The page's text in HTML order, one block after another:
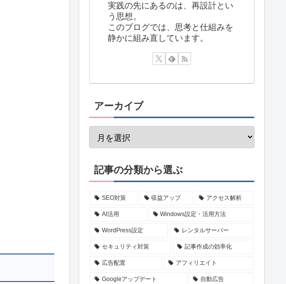
実践の先にあるのは、再設計とい
う思想。
このブログでは、思考と仕組みを
静かに組み直しています。
アーカイブ
記事の分類から選ぶ
SEO対策 収益アップ アクセス解析
AI活用 Windows設定・活用方法
WordPress設定 レンタルサーバー
セキュリティ対策 記事作成の効率化
広告配置 アフィリエイト
Googleアップデート 自動広告